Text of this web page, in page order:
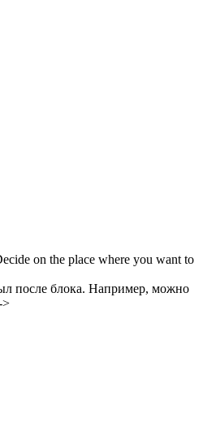
on the place where you want to
после блока. Например, можно
>